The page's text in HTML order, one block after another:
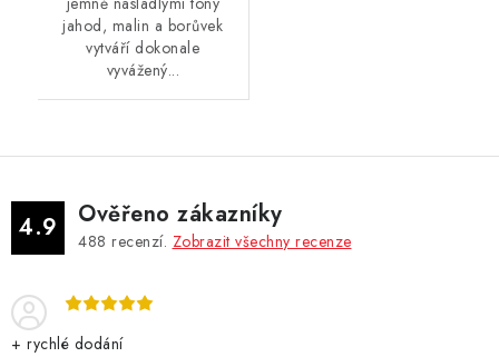
jahod, malin a borůvek
vytváří dokonale
vyvážený...
4.9 Ověřeno zákazníky
488 recenzí. Zobrazit všechny recenze
+ rychlé dodání